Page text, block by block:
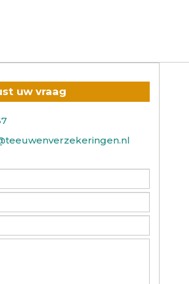
uw vraag